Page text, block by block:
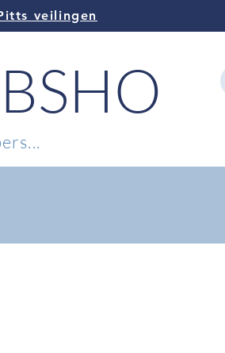
veilingen